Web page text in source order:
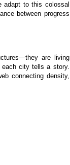
adapt to this colossal
between progress
are living
each city tells a story.
connecting density,